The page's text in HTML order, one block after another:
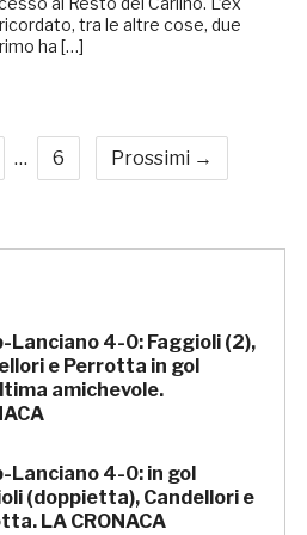
tra le altre cose, due
ha […]
… 6 Prossimi →
Lanciano 4-0: Faggioli (2),
e Perrotta in gol
amichevole.
Lanciano 4-0: in gol
(doppietta), Candellori e
LA CRONACA